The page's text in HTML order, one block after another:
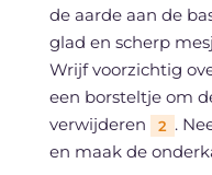
de aarde aan de
glad en scherp
Wrijf voorzichtig
een borsteltje om
verwijderen
2 .
en maak de